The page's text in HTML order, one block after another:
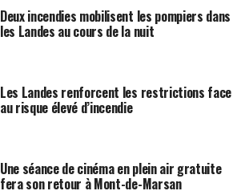
Deux incendies mobilisent les pompiers dans
les Landes au cours de la nuit
Les Landes renforcent les restrictions face
au risque élevé d’incendie
Une séance de cinéma en plein air gratuite
fera son retour à Mont-de-Marsan